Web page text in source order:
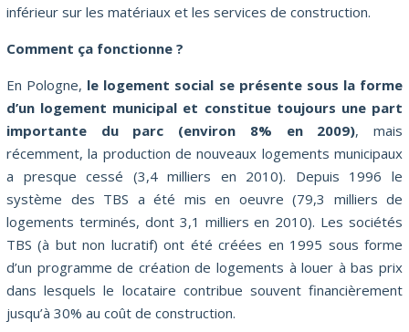
inférieur sur les matériaux et les services de construction.
Comment ça fonctionne ?
En Pologne, le logement social se présente sous la forme
d’un logement municipal et constitue toujours une part
importante du parc (environ 8% en 2009), mais
récemment, la production de nouveaux logements municipaux
a presque cessé (3,4 milliers en 2010). Depuis 1996 le
système des TBS a été mis en oeuvre (79,3 milliers de
logements terminés, dont 3,1 milliers en 2010). Les sociétés
TBS (à but non lucratif) ont été créées en 1995 sous forme
d’un programme de création de logements à louer à bas prix
dans lesquels le locataire contribue souvent financièrement
jusqu’à 30% au coût de construction.